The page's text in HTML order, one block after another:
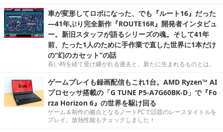
車が変形してロボになった、でも『ルート16』だった
―41年ぶり完全新作『ROUTE16R』開発者インタビュ
ー。新旧スタッフが語るシリーズの魂。そして41年
前、たった1人のために手作業で直した世界に1本だけ
の“幻のカセット”の話
長い時を経て受け継がれる過去と、新たに生まれるものとは。
ゲームプレイも録画配信もこれ1台。AMD Ryzen™ AI
プロセッサ搭載の「G TUNE P5-A7G60BK-D」で『Fo
rza Horizon 6』の世界を駆け回る
ゲーム＆制作の拠点となるノートPCで話題のレースタイトルを
プレイ。放熱性能もチェックしました！